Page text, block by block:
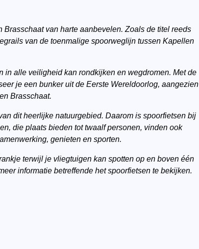
van harte aanbevelen. Zoals de titel reeds
van de toenmalige spoorweglijn tussen Kapellen
in alle veiligheid kan rondkijken en wegdromen. Met de
je een bunker uit de Eerste Wereldoorlog, aangezien
Brasschaat.
dit heerlijke natuurgebied. Daarom is spoorfietsen bij
die plaats bieden tot twaalf personen, vinden ook
genieten en sporten.
terwijl je vliegtuigen kan spotten op en boven één
informatie betreffende het spoorfietsen te bekijken.